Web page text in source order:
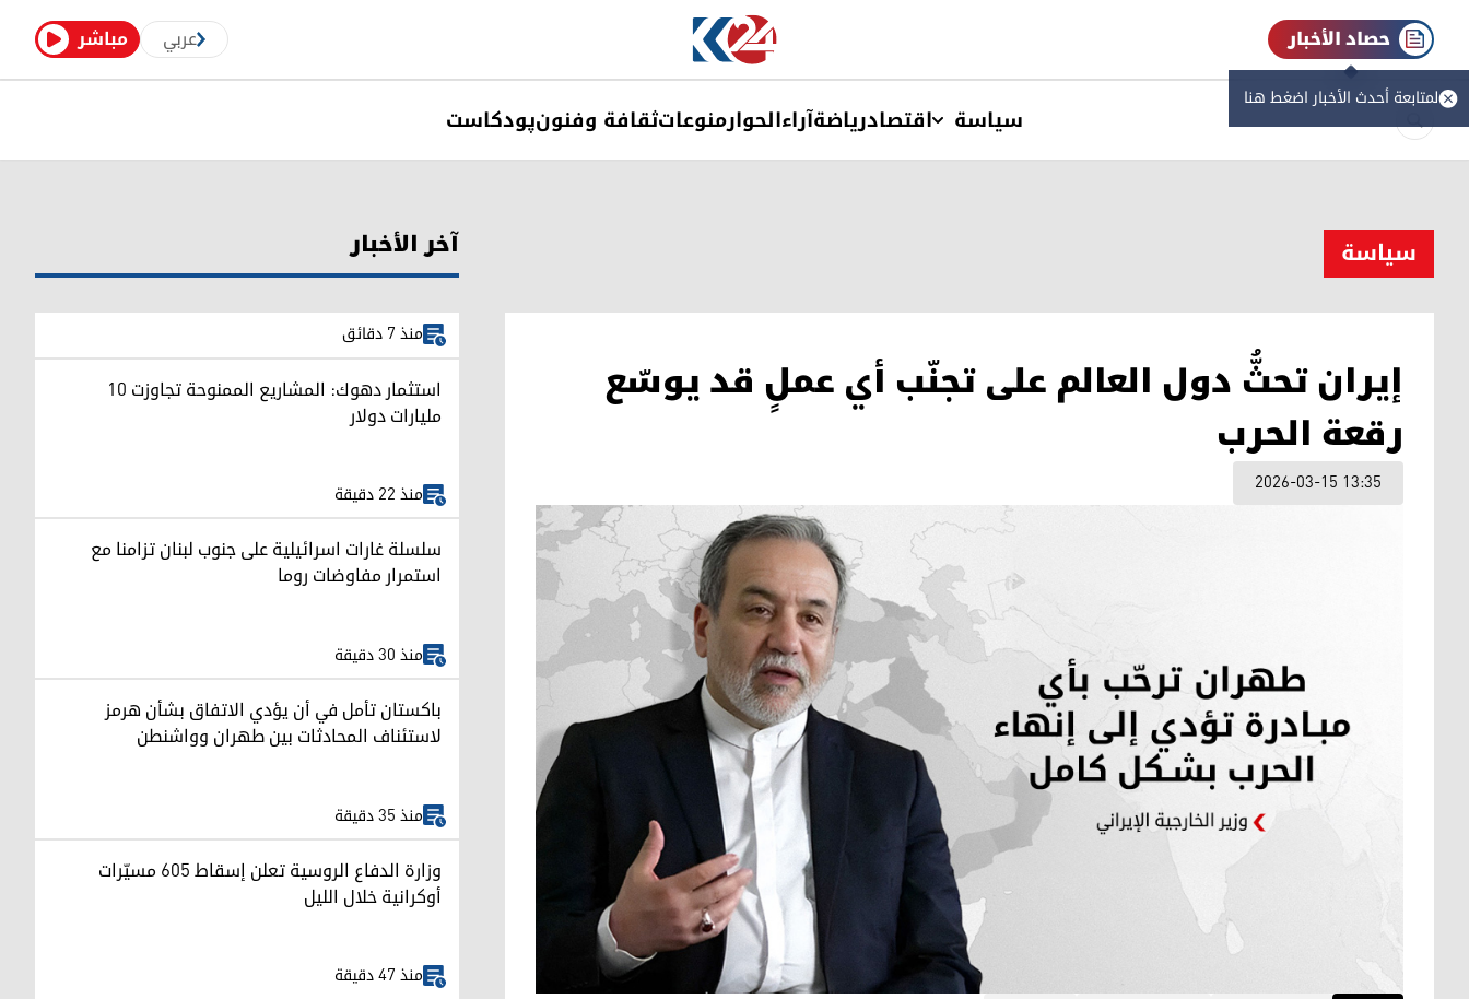
مباشر عربي حصاد الأخبار
لمتابعة أحدث الأخبار اضغط هنا
سیاسة اقتصادریاضةآراءالحوارمنوعاتثقافة وفنونپودکاست
سیاسة
إيران تحثُّ دول العالم على تجنّب أي عملٍ قد يوسّع
رقعة الحرب
2026-03-15 13:35
آخر الأخبار
منذ 7 دقائق
استثمار دهوك: المشاريع الممنوحة تجاوزت 10
مليارات دولار
منذ 22 دقيقة
سلسلة غارات اسرائيلية على جنوب لبنان تزامنا مع
استمرار مفاوضات روما
منذ 30 دقيقة
باكستان تأمل في أن يؤدي الاتفاق بشأن هرمز
لاستئناف المحادثات بين طهران وواشنطن
منذ 35 دقيقة
وزارة الدفاع الروسية تعلن إسقاط 605 مسيّرات
أوكرانية خلال الليل
منذ 47 دقيقة